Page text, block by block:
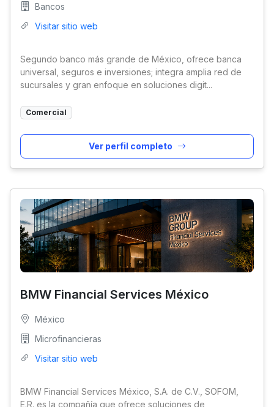
Bancos
Visitar sitio web
Segundo banco más grande de México, ofrece banca
universal, seguros e inversiones; integra amplia red de
sucursales y gran enfoque en soluciones digit...
Comercial
Ver perfil completo
BMW Financial Services México
México
Microfinancieras
Visitar sitio web
BMW Financial Services México, S.A. de C.V., SOFOM,
E.R. es la compañía que ofrece soluciones de